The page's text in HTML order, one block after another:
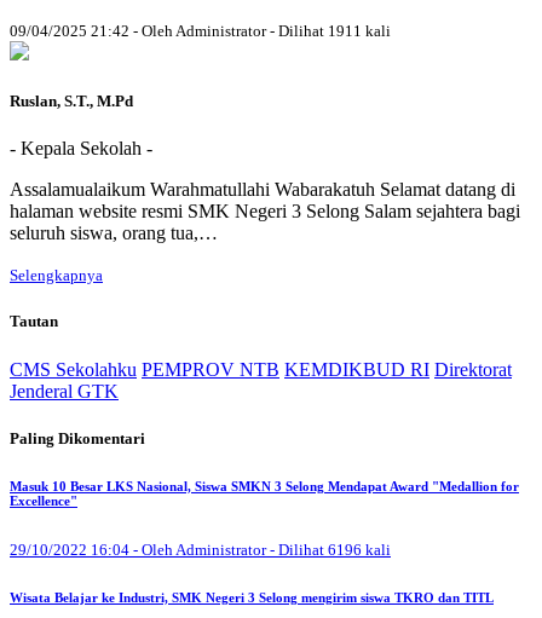
09/04/2025 21:42 - Oleh Administrator - Dilihat 1911 kali
Ruslan, S.T., M.Pd
- Kepala Sekolah -
Assalamualaikum Warahmatullahi Wabarakatuh Selamat datang di
halaman website resmi SMK Negeri 3 Selong Salam sejahtera bagi
seluruh siswa, orang tua,…
Selengkapnya
Tautan
CMS Sekolahku PEMPROV NTB KEMDIKBUD RI Direktorat
Jenderal GTK
Paling Dikomentari
Masuk 10 Besar LKS Nasional, Siswa SMKN 3 Selong Mendapat Award "Medallion for
Excellence"
29/10/2022 16:04 - Oleh Administrator - Dilihat 6196 kali
Wisata Belajar ke Industri, SMK Negeri 3 Selong mengirim siswa TKRO dan TITL